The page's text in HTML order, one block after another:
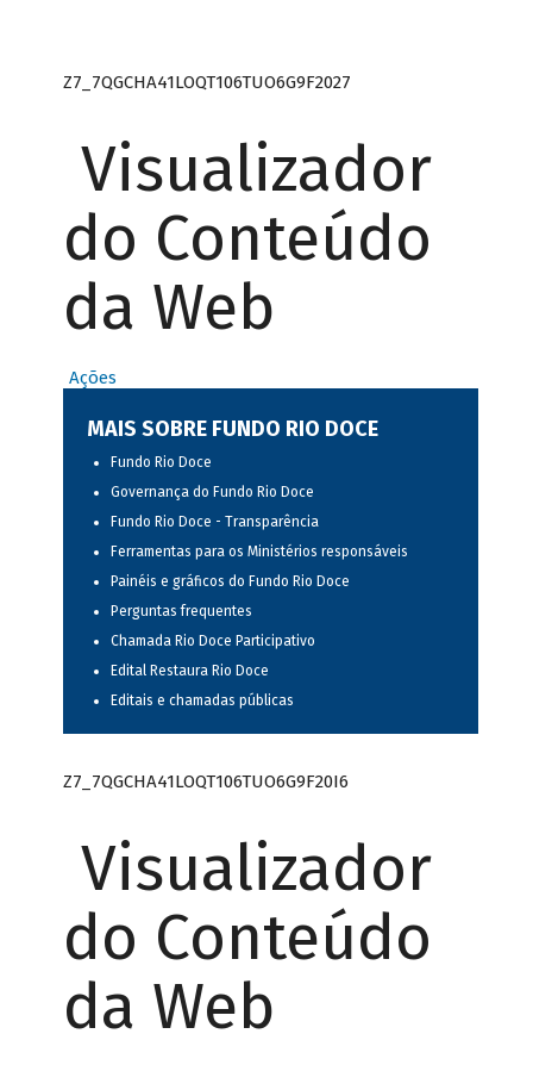
Z7_7QGCHA41LOQT106TUO6G9F2027
Visualizador
do Conteúdo
da Web
Ações
MAIS SOBRE FUNDO RIO DOCE
Fundo Rio Doce
Governança do Fundo Rio Doce
Fundo Rio Doce - Transparência
Ferramentas para os Ministérios responsáveis
Painéis e gráficos do Fundo Rio Doce
Perguntas frequentes
Chamada Rio Doce Participativo
Edital Restaura Rio Doce
Editais e chamadas públicas
Z7_7QGCHA41LOQT106TUO6G9F20I6
Visualizador
do Conteúdo
da Web